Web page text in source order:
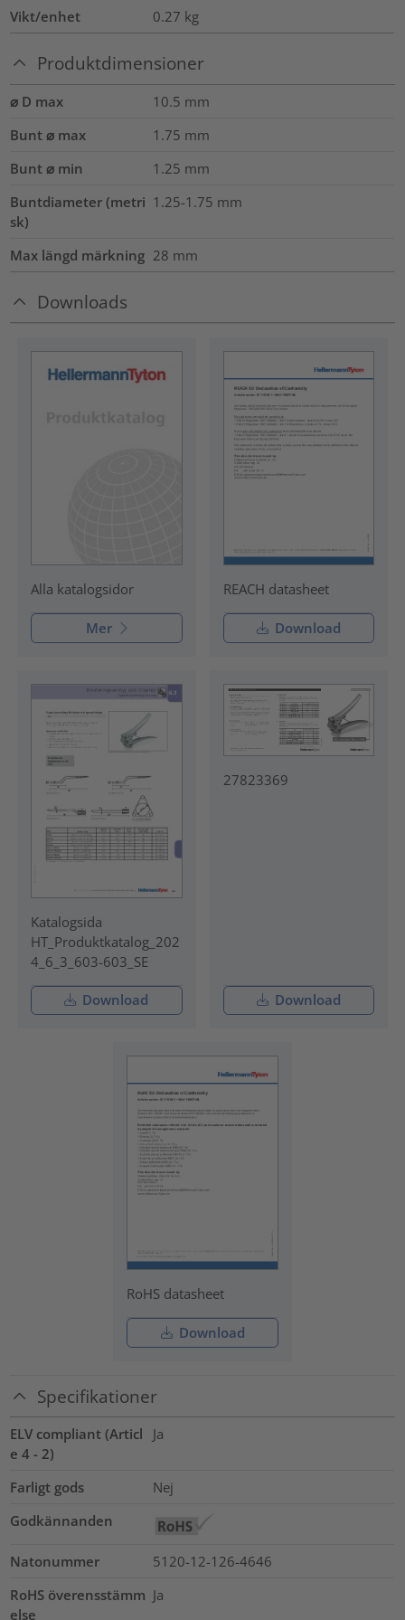
Vikt/enhet
0.27 kg
Produktdimensioner
⌀ D max 10.5 mm
Bunt ⌀ max
1.75 mm
Bunt ⌀ min
1.25 mm
Buntdiameter (metri
sk)
1.25-1.75 mm
Max längd märkning 28 mm
Downloads
Alla katalogsidor
Mer
REACH datasheet
Download
Katalogsida
HT_Produktkatalog_202
4_6_3_603-603_SE
Download
27823369
Download
RoHS datasheet
Download
Specifikationer
ELV compliant (Articl
e 4 - 2)
Ja
Farligt gods
Nej
Godkännanden
Natonummer
5120-12-126-4646
RoHS överensstämm
else
Ja